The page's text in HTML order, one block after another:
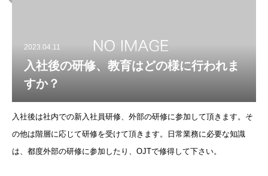
2023.04.11
入社後の研修、教育はどの様に行われま
すか？
入社後は社内での新入社員研修、外部の研修に参加して頂きます。そ
の他は階層に応じて研修を受けて頂きます。日常業務に必要な知識
は、都度外部の研修に参加したり、OJTで修得して下さい。